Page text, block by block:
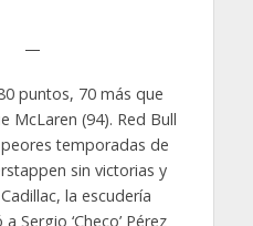
—
puntos, 70 más que
McLaren (94). Red Bull
temporadas de
sin victorias y
la escudería
Sergio ‘Checo’ Pérez